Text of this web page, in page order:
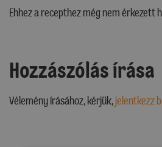
Ehhez a recepthez még nem érkezett
Hozzászólás írása
Vélemény írásához, kérjük,jelentkezz